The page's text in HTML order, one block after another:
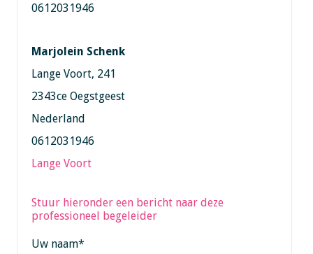
0612031946
Marjolein Schenk
Lange Voort, 241
2343ce Oegstgeest
Nederland
0612031946
Lange Voort
Stuur hieronder een bericht naar deze
professioneel begeleider
Uw naam*